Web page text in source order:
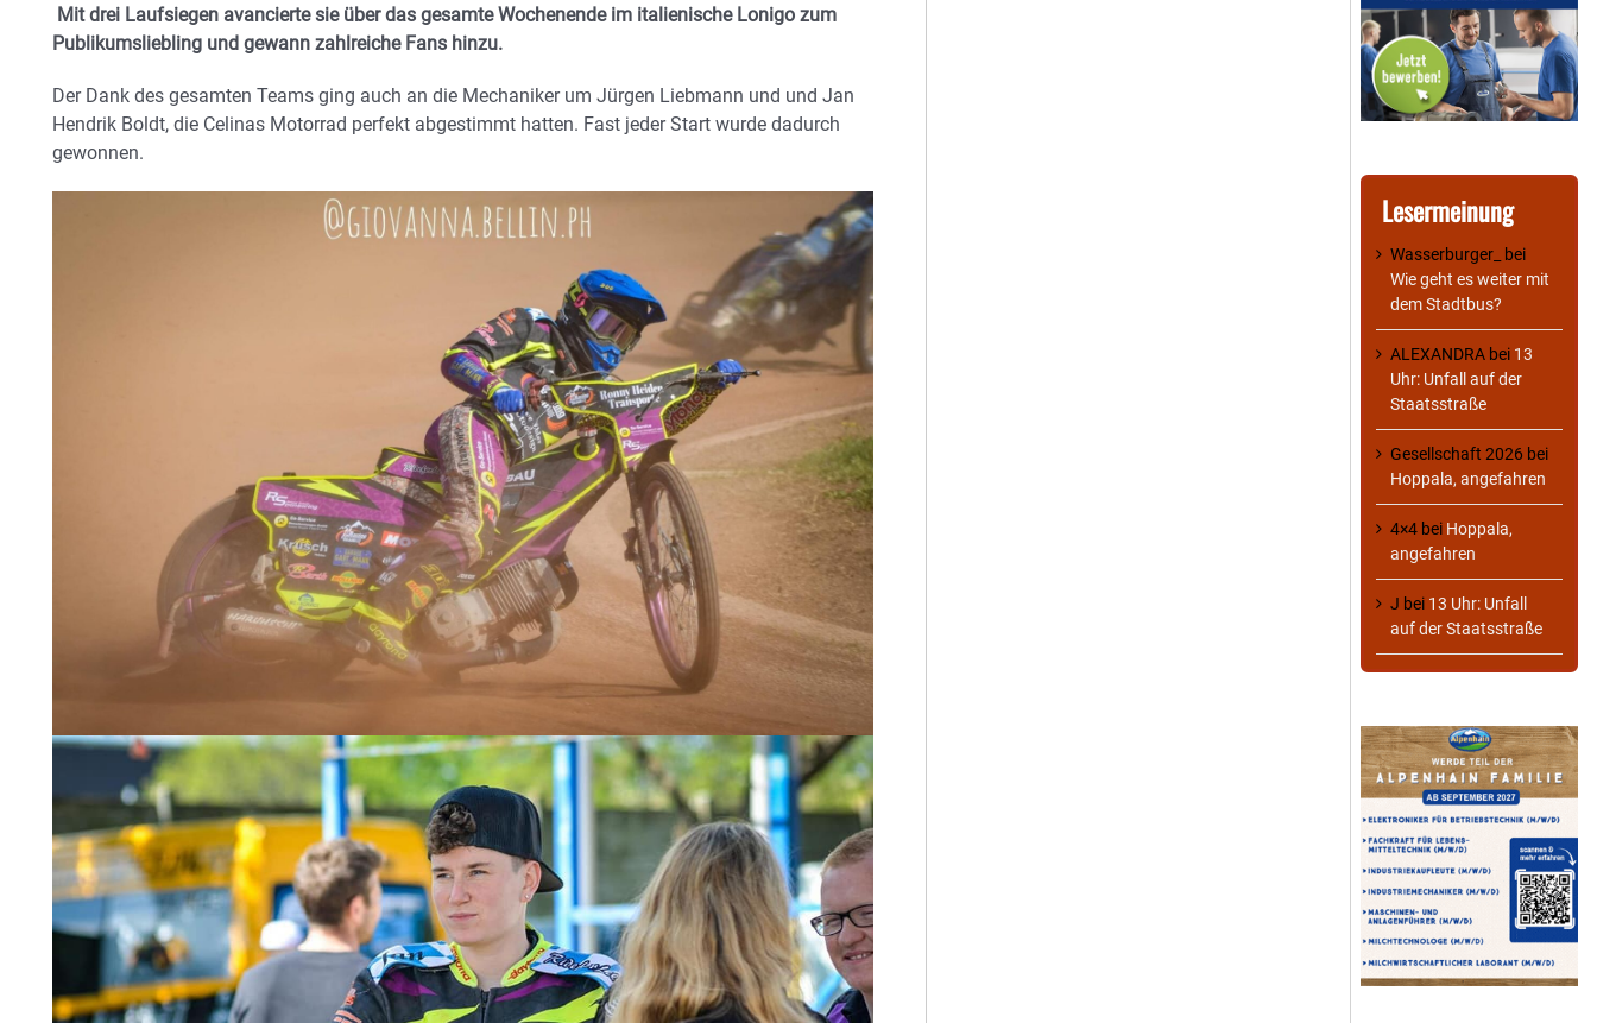
Mit drei Laufsiegen avancierte sie über das gesamte Wochenende im italienische Lonigo zum
Publikumsliebling und gewann zahlreiche Fans hinzu.
Der Dank des gesamten Teams ging auch an die Mechaniker um Jürgen Liebmann und und Jan
Hendrik Boldt, die Celinas Motorrad perfekt abgestimmt hatten. Fast jeder Start wurde dadurch
gewonnen.
Lesermeinung
Wasserburger_
bei
Wie geht es weiter mit
dem Stadtbus?
ALEXANDRA bei 13
Uhr: Unfall auf der
Staatsstraße
Gesellschaft 2026 bei
Hoppala, angefahren
4×4 bei Hoppala,
angefahren
J bei 13 Uhr: Unfall
auf der Staatsstraße